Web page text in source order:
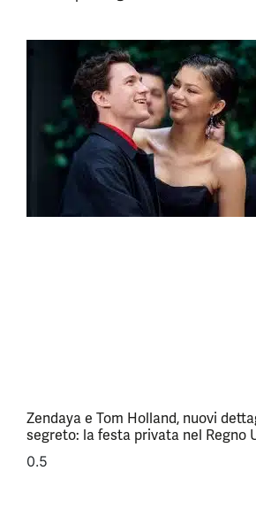
Zendaya e Tom Holland, nuovi
segreto: la festa privata nel Regno